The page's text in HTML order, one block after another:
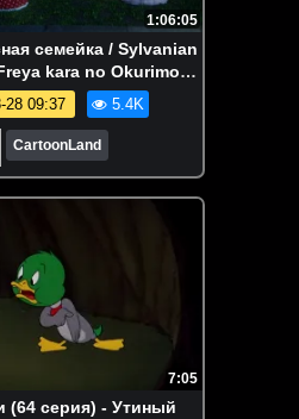
1:06:05
семейка / Sylvanian
kara no Okurimono
2023)
28 09:37 5.4K
CartoonLand
7:05
(64 серия) - Утиный